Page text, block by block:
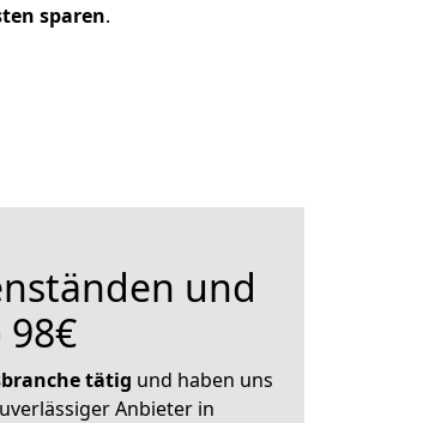
sparen.
und
tätig und haben uns
Anbieter in